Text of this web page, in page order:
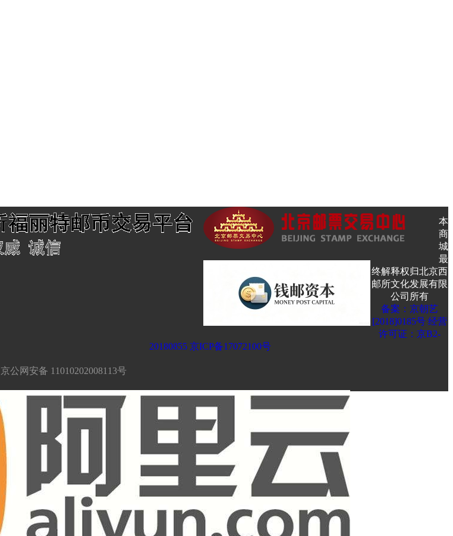
本
商
城
最
终解释权归北京西
邮所文化发展有限
公司所有
备案：京朝艺
[2018]0185号 经营
许可证：京B2-
20180855 京ICP备17072100号
京公网安备 11010202008113号